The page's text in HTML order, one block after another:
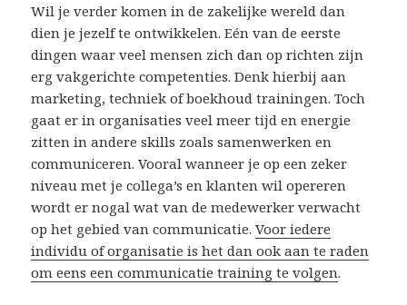
Wil je verder komen in de zakelijke wereld dan
dien je jezelf te ontwikkelen. Eén van de eerste
dingen waar veel mensen zich dan op richten zijn
erg vakgerichte competenties. Denk hierbij aan
marketing, techniek of boekhoud trainingen. Toch
gaat er in organisaties veel meer tijd en energie
zitten in andere skills zoals samenwerken en
communiceren. Vooral wanneer je op een zeker
niveau met je collega’s en klanten wil opereren
wordt er nogal wat van de medewerker verwacht
op het gebied van communicatie.Voor iedere
individu of organisatie is het dan ook aan te raden
om eens een communicatie training te volgen.